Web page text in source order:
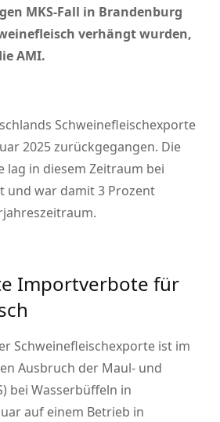
MKS-Fall in Brandenburg
verhängt wurden,
AMI.
Schweinefleischexporte
2025 zurückgegangen. Die
lag in diesem Zeitraum bei
und war damit 3 Prozent
Importverbote für
Schweinefleischexporte ist im
Ausbruch der Maul- und
bei Wasserbüffeln in
auf einem Betrieb in